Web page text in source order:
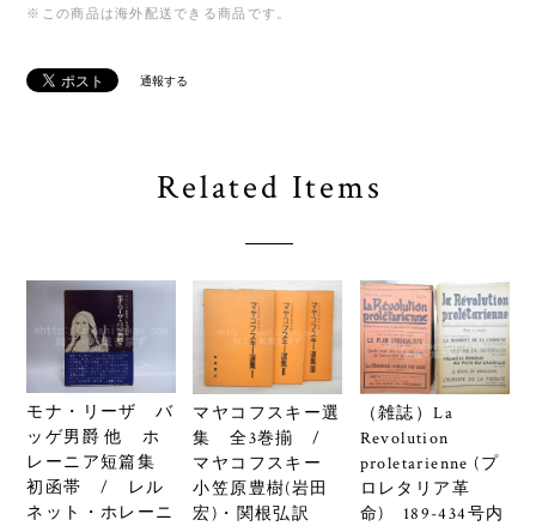
※この商品は海外配送できる商品です。
通報する
Related Items
モナ・リーザ バ
ッゲ男爵 他 ホ
レーニア短篇集
初函帯 / レル
ネット・ホレーニ
マヤコフスキー選
集 全3巻揃 /
マヤコフスキー
小笠原豊樹(岩田
宏)・関根弘訳
（雑誌）La
Revolution
proletarienne (プ
ロレタリア革
命) 189-434号内